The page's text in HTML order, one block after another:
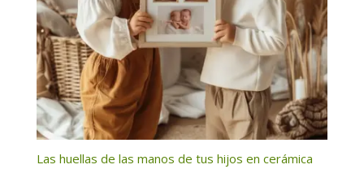
Las huellas de las manos de tus hijos en cerámica